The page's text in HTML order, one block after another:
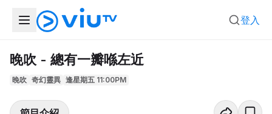
登入
晚吹 - 總有一瓣喺左近
晚吹 奇幻靈異 逢星期五 11:00PM